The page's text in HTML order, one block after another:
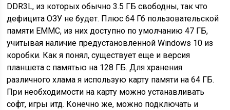
DDR3L, из которых обычно 3.5 ГБ свободны, так что
дефицита ОЗУ не будет. Плюс 64 Гб пользовательской
памяти EMMC, из них доступно по умолчанию 47 ГБ,
учитывая наличие предустановленной Windows 10 из
коробки. Как я понял, существует еще и версия
планшета с памятью на 128 ГБ. Для хранения
различного хлама я использую карту памяти на 64 ГБ.
При необходимости на карту можно устанавливать
софт, игры итд. Конечно же, можно подключать и